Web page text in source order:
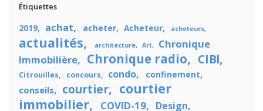
Étiquettes
2019 achat acheter Acheteur acheteurs
actualités architecture Art
Chronique
Immobilière
Chronique radio CIBl
Citrouilles concours condo confinement
conseils courtier
courtier
immobilier
COVID-19 Design